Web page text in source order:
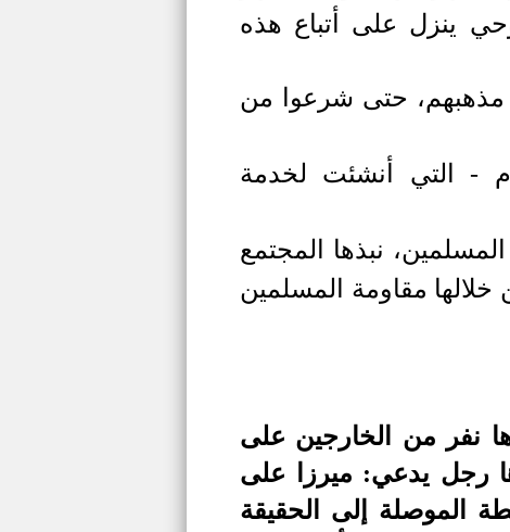
ينزل على أتباع هذه
مذهبهم، حتى شرعوا من
- التي أنشئت لخدمة
نبذها المجتمع
مقاومة المسلمين
نفر من الخارجين على
رجل يدعي: ميرزا على
الموصلة إلى الحقيقة